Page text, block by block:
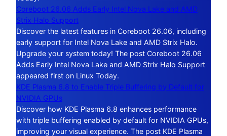
Coreboot 26.06 Adds Early Intel Nova Lake and AMD
Strix Halo Support
Discover the latest features in Coreboot 26.06, including
early support for Intel Nova Lake and AMD Strix Halo.
Upgrade your system today! The post Coreboot 26.06
Adds Early Intel Nova Lake and AMD Strix Halo Support
appeared first on Linux Today.
KDE Plasma 6.8 to Enable Triple Buffering by Default for
NVIDIA GPUs
Discover how KDE Plasma 6.8 enhances performance
with triple buffering enabled by default for NVIDIA GPUs,
improving your visual experience. The post KDE Plasma